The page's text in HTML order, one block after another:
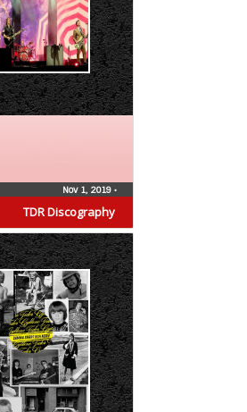
TDR Discography
Nov 1, 2019 •